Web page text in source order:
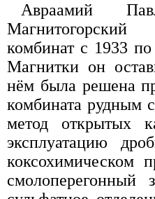
Авраамий
Магнитогорский
комбинат с 1933
Магнитки он
нём была решена
комбината рудным
метод открытых
эксплуатацию
коксохимическом
смолоперегонный